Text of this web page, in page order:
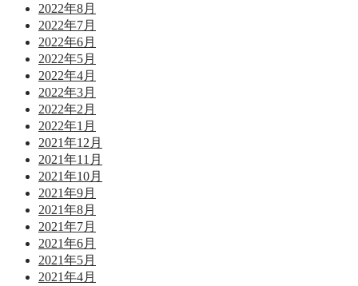
2022年8月
2022年7月
2022年6月
2022年5月
2022年4月
2022年3月
2022年2月
2022年1月
2021年12月
2021年11月
2021年10月
2021年9月
2021年8月
2021年7月
2021年6月
2021年5月
2021年4月